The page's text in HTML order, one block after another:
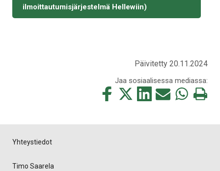
ilmoittautumisjärjestelmä Hellewiin)
Päivitetty 20.11.2024
Jaa sosiaalisessa mediassa:
Jaa
Jaa
Jaa
Jaa
Jaa
Tulosta
Yhteystiedot
Timo Saarela